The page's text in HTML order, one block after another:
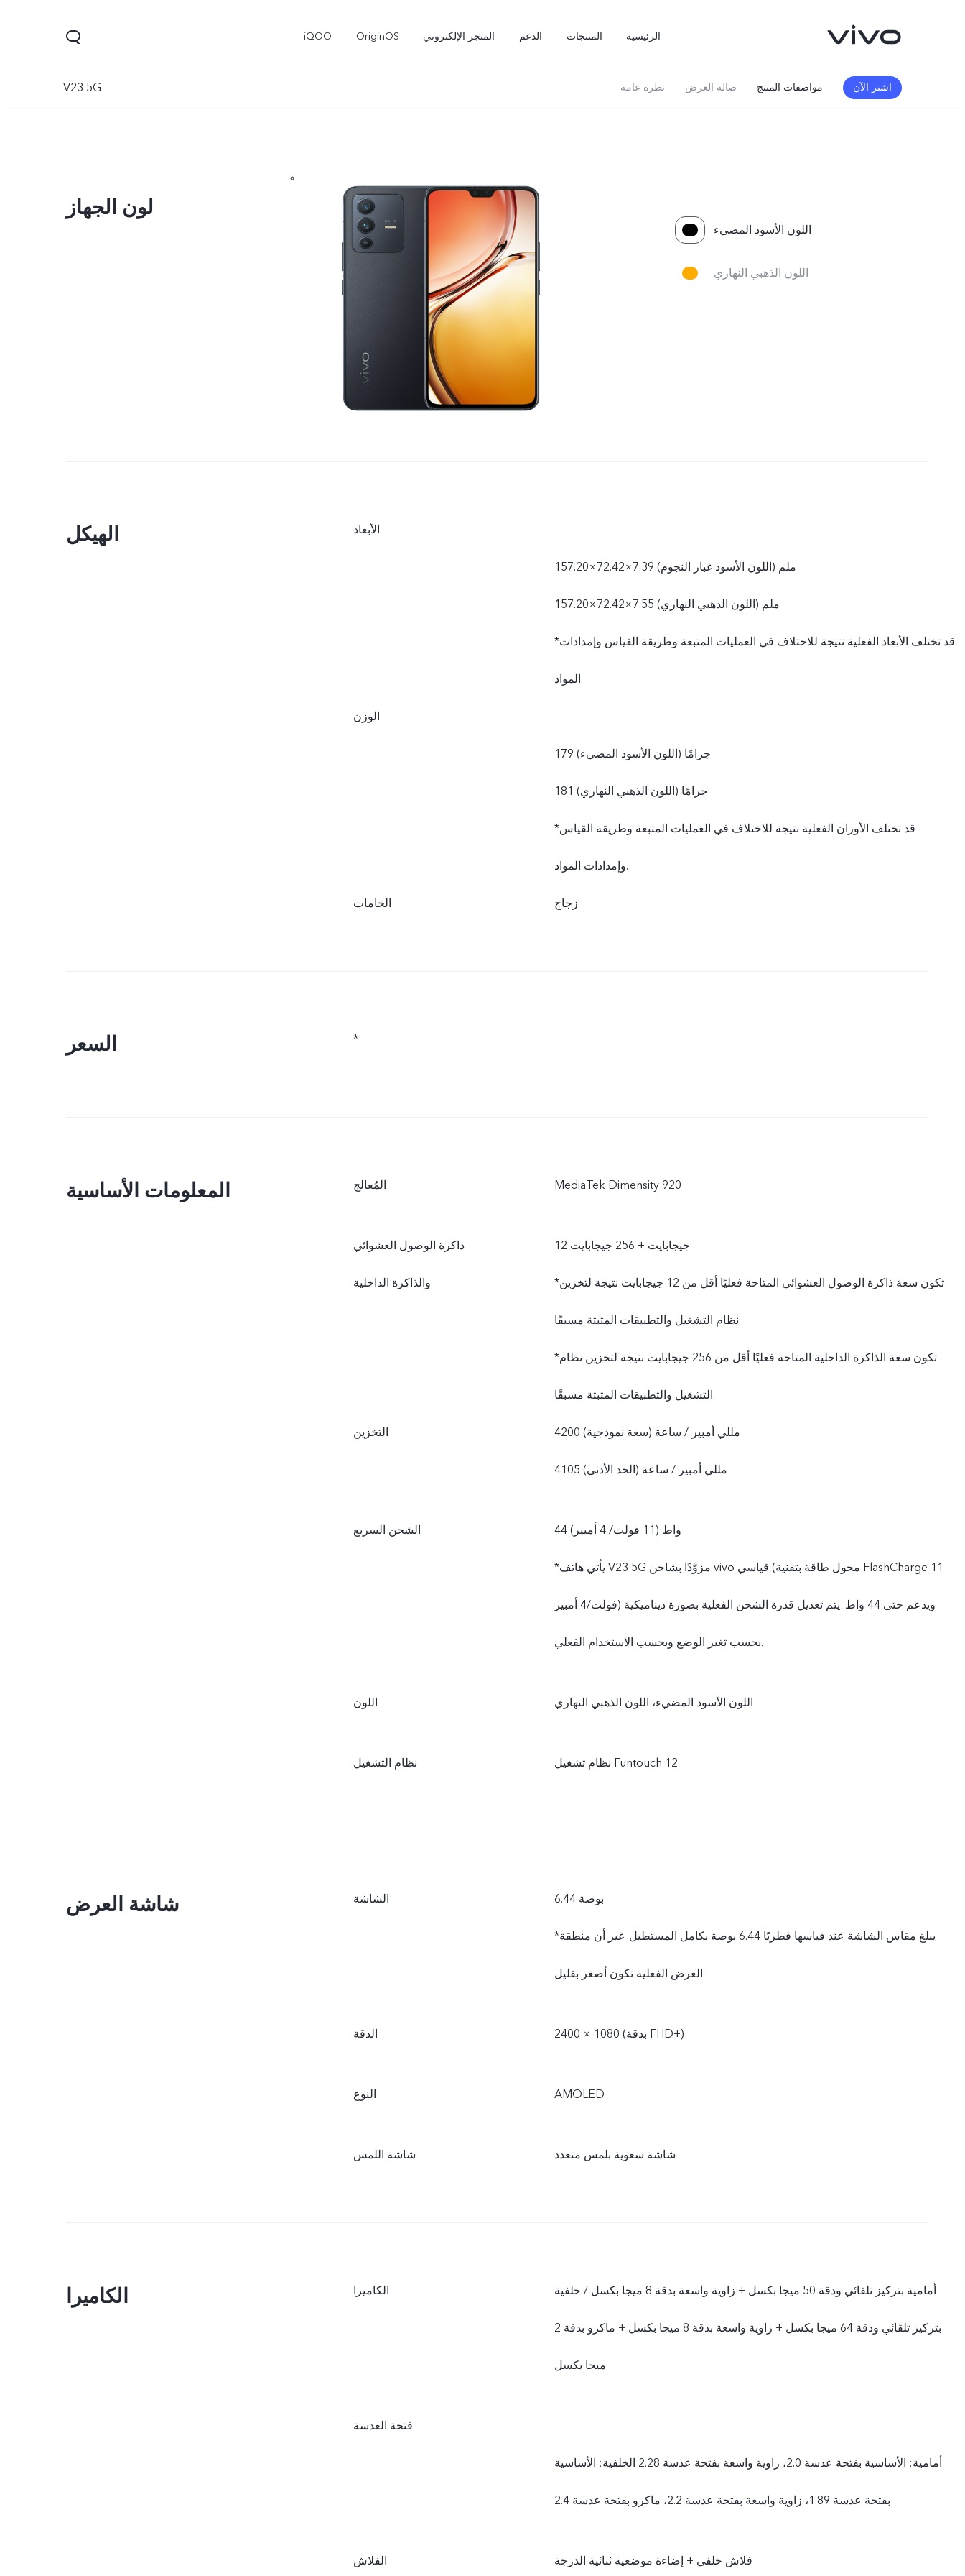
الرئيسية المنتجات الدعم المتجر الإلكتروني OriginOS
iQOO
V23 5G نظرة عامة صالة العرض مواصفات المنتج اشتر الآن
لون الجهاز
اللون الأسود المضيء
اللون الذهبي النهاري
الهيكل الأبعاد
157.20×72.42×7.39 ملم (اللون الأسود غبار النجوم)
157.20×72.42×7.55 ملم (اللون الذهبي النهاري)
*قد تختلف الأبعاد الفعلية نتيجة للاختلاف في العمليات المتبعة وطريقة القياس وإمدادات
المواد.
الوزن
179 جرامًا (اللون الأسود المضيء)
181 جرامًا (اللون الذهبي النهاري)
*قد تختلف الأوزان الفعلية نتيجة للاختلاف في العمليات المتبعة وطريقة القياس
وإمدادات المواد.
الخامات زجاج
السعر *
المعلومات الأساسية المُعالج
ذاكرة الوصول العشوائي
والذاكرة الداخلية
12 جيجابايت + 256 جيجابايت
*تكون سعة ذاكرة الوصول العشوائي المتاحة فعليًا أقل من 12 جيجابايت نتيجة لتخزين
نظام التشغيل والتطبيقات المثبتة مسبقًا.
*تكون سعة الذاكرة الداخلية المتاحة فعليًا أقل من 256 جيجابايت نتيجة لتخزين نظام
التشغيل والتطبيقات المثبتة مسبقًا.
التخزين 4200 مللي أمبير / ساعة (سعة نموذجية)
4105 مللي أمبير / ساعة (الحد الأدنى)
الشحن السريع 44 واط (11 فولت/ 4 أمبير)
*يأتي هاتف V23 5G مزوَّدًا بشاحن vivo قياسي (محول طاقة بتقنية FlashCharge 11
فولت/4 أمبير) ويدعم حتى 44 واط. يتم تعديل قدرة الشحن الفعلية بصورة ديناميكية
بحسب تغير الوضع وبحسب الاستخدام الفعلي.
اللون اللون الأسود المضيء، اللون الذهبي النهاري
نظام التشغيل
شاشة العرض الشاشة 6.44 بوصة
*يبلغ مقاس الشاشة عند قياسها قطريًا 6.44 بوصة بكامل المستطيل. غير أن منطقة
العرض الفعلية تكون أصغر بقليل.
الدقة 2400 × 1080 (بدقة FHD+‎‏)
النوع AMOLED
شاشة اللمس شاشة سعوية بلمس متعدد
الكاميرا الكاميرا أمامية بتركيز تلقائي ودقة 50 ميجا بكسل + زاوية واسعة بدقة 8 ميجا بكسل / خلفية
بتركيز تلقائي ودقة 64 ميجا بكسل + زاوية واسعة بدقة 8 ميجا بكسل + ماكرو بدقة 2
ميجا بكسل
فتحة العدسة
أمامية: الأساسية بفتحة عدسة 2.0، زاوية واسعة بفتحة عدسة 2.28 الخلفية: الأساسية
بفتحة عدسة 1.89، زاوية واسعة بفتحة عدسة 2.2، ماكرو بفتحة عدسة 2.4
الفلاش فلاش خلفي + إضاءة موضعية ثنائية الدرجة